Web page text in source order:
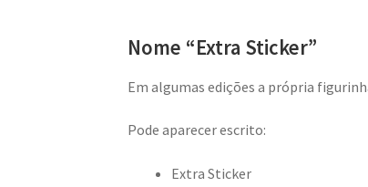
Nome “Extra Sticker”
Em algumas edições a própria
Pode aparecer escrito:
Extra Sticker